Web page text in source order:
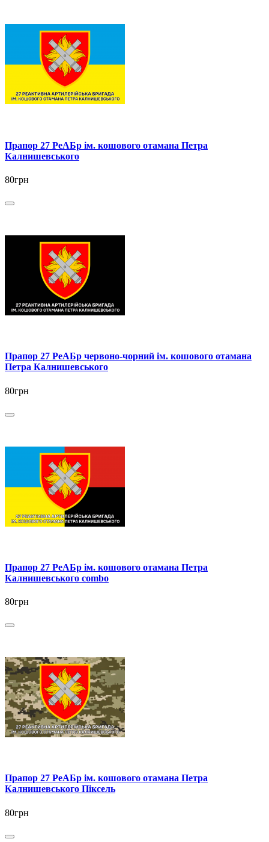
Прапор 27 РеАБр ім. кошового отамана Петра
Калнишевського
80грн
Прапор 27 РеАБр червоно-чорний ім. кошового отамана
Петра Калнишевського
80грн
Прапор 27 РеАБр ім. кошового отамана Петра
Калнишевського combo
80грн
Прапор 27 РеАБр ім. кошового отамана Петра
Калнишевського Піксель
80грн